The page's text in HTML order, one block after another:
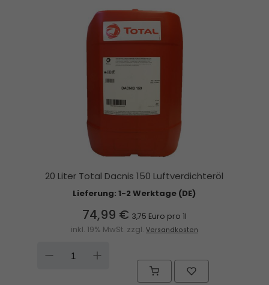
20 Liter Total Dacnis 150 Luftverdichteröl
Lieferung: 1-2 Werktage (DE)
74,99 € 3,75 Euro pro 1l
inkl. 19% MwSt. zzgl. Versandkosten
DOWN